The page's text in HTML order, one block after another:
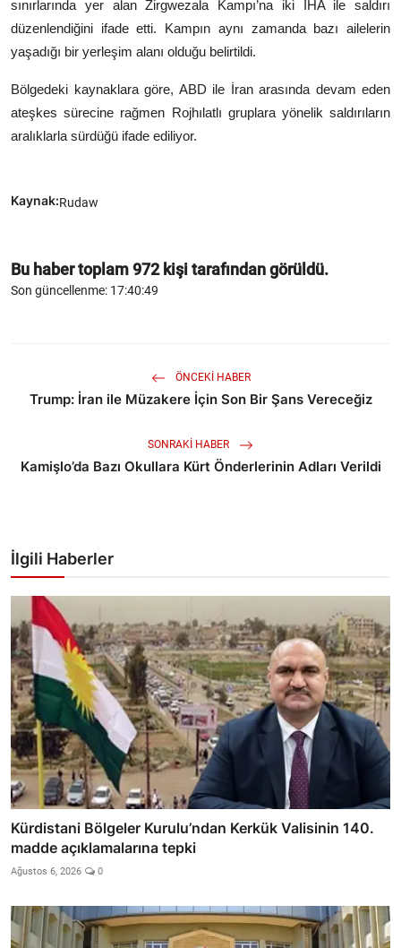
sınırlarında yer alan Zirgwezala Kampı’na iki İHA ile saldırı
düzenlendiğini ifade etti. Kampın aynı zamanda bazı ailelerin
yaşadığı bir yerleşim alanı olduğu belirtildi.
Bölgedeki kaynaklara göre, ABD ile İran arasında devam eden
ateşkes sürecine rağmen Rojhılatlı gruplara yönelik saldırıların
aralıklarla sürdüğü ifade ediliyor.
Kaynak:Rudaw
Bu haber toplam972kişi tarafından görüldü.
Son güncellenme: 17:40:49
ÖNCEKI HABER
Trump: İran ile Müzakere İçin Son Bir Şans Vereceğiz
SONRAKI HABER
Kamişlo’da Bazı Okullara Kürt Önderlerinin Adları Verildi
İlgili Haberler
Kürdistani Bölgeler Kurulu’ndan Kerkük Valisinin 140.
madde açıklamalarına tepki
Ağustos 6, 2026 0